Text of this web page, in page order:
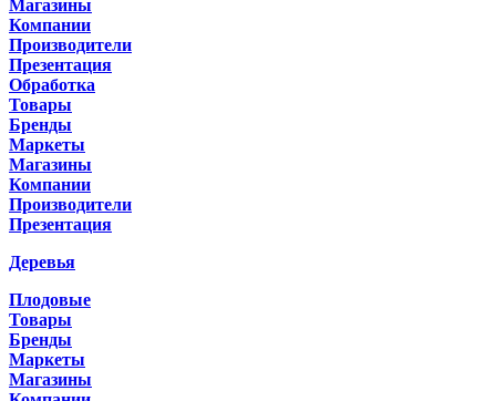
Магазины
Компании
Производители
Презентация
Обработка
Товары
Бренды
Маркеты
Магазины
Компании
Производители
Презентация
Деревья
Плодовые
Товары
Бренды
Маркеты
Магазины